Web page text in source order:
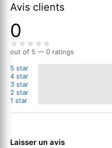
Avis clients
0
out of 5 — 0 ratings
5 star
4 star
3 star
2 star
1 star
Laisser un avis